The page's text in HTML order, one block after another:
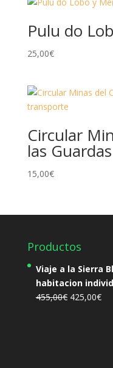
Pulu do
25,00€
Circular
las
15,00€
Productos
Viaje a la Sierra
habitacion
455,00€ El
425,00€El